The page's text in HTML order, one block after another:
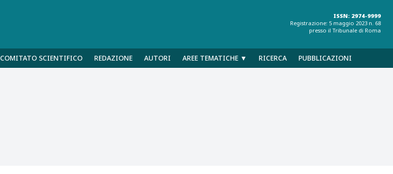
ISSN: 2974-9999
Registrazione: 5 maggio 2023 n. 68
presso il Tribunale di Roma
COMITATO SCIENTIFICO REDAZIONE AUTORI AREE TEMATICHE ▼ RICERCA PUBBLICAZIONI